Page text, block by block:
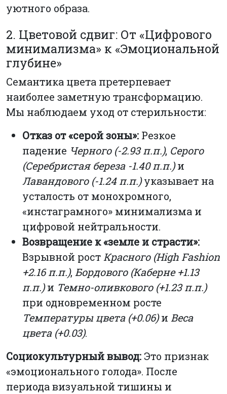
уютного образа.
2. Цветовой сдвиг: От «Цифрового
минимализма» к «Эмоциональной
глубине»
Семантика цвета претерпевает
наиболее заметную трансформацию.
Мы наблюдаем уход от стерильности:
Отказ от «серой зоны»: Резкое
падение Черного (-2.93 п.п.), Серого
(Серебристая береза -1.40 п.п.)и
Лавандового (-1.24 п.п.)указывает на
усталость от монохромного,
«инстаграмного» минимализма и
цифровой нейтральности.
Возвращение к «земле и страсти»:
Взрывной ростКрасного (High Fashion
+2.16 п.п.), Бордового (Каберне +1.13
п.п.)и Темно-оливкового (+1.23 п.п.)
при одновременном росте
Температуры цвета (+0.06)и Веса
цвета (+0.03).
Социокультурный вывод: Это признак
«эмоционального голода». После
периода визуальной тишины и